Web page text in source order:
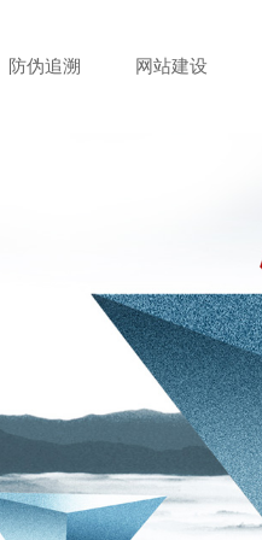
防伪追溯 网站建设